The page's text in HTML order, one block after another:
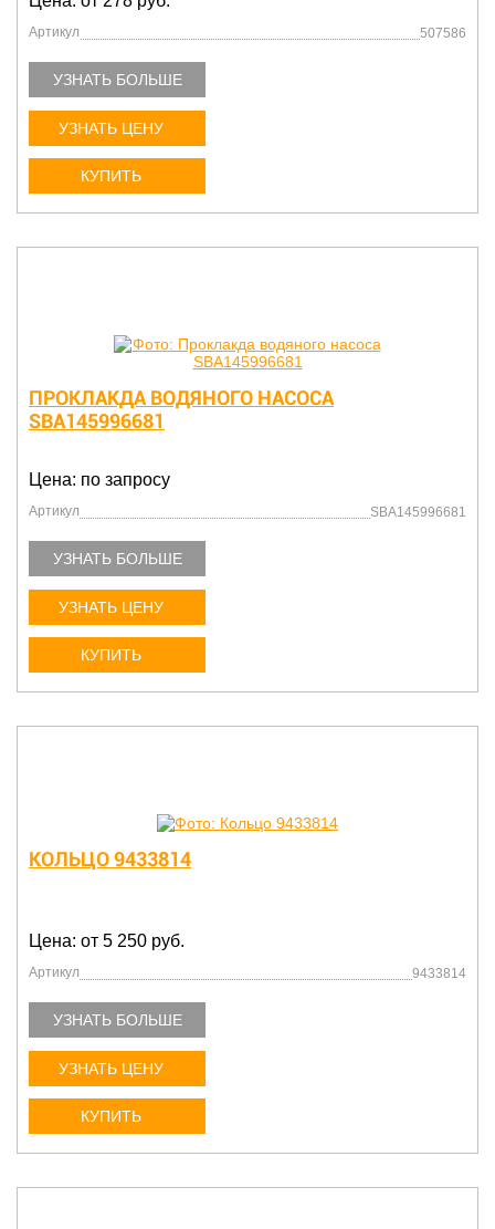
Артикул 507586
УЗНАТЬ БОЛЬШЕ
УЗНАТЬ ЦЕНУ
КУПИТЬ
ПРОКЛАКДА ВОДЯНОГО НАСОСА
SBA145996681
Цена: по запросу
Артикул SBA145996681
УЗНАТЬ БОЛЬШЕ
УЗНАТЬ ЦЕНУ
КУПИТЬ
КОЛЬЦО 9433814
Цена: от 5 250 руб.
Артикул 9433814
УЗНАТЬ БОЛЬШЕ
УЗНАТЬ ЦЕНУ
КУПИТЬ